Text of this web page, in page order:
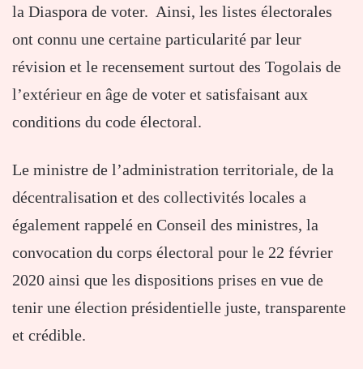
la Diaspora de voter. Ainsi, les listes électorales
ont connu une certaine particularité par leur
révision et le recensement surtout des Togolais de
l’extérieur en âge de voter et satisfaisant aux
conditions du code électoral.
Le ministre de l’administration territoriale, de la
décentralisation et des collectivités locales a
également rappelé en Conseil des ministres, la
convocation du corps électoral pour le 22 février
2020 ainsi que les dispositions prises en vue de
tenir une élection présidentielle juste, transparente
et crédible.